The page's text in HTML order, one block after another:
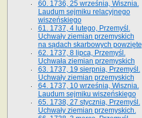
60. 1736, 25 września, Wisznia.
Laudum sejmiku relacyjnego
wiszeńskiego
61. 1737, 4 lutego, Przemyśl.
Uchwały ziemian przemyskich
na sądach skarbowych powzięte
62. 1737, 8 lipca, Przemyśl.
Uchwała ziemian przemyskich
63. 1737, 19 sierpnia, Przemyśl.
Uchwały ziemian przemyskich
64. 1737, 10 września, Wisznia.
Laudum sejmiku wiszeńskiego
65. 1738, 27 stycznia, Przemyśl.
Uchwały ziemian przemyskich­­.